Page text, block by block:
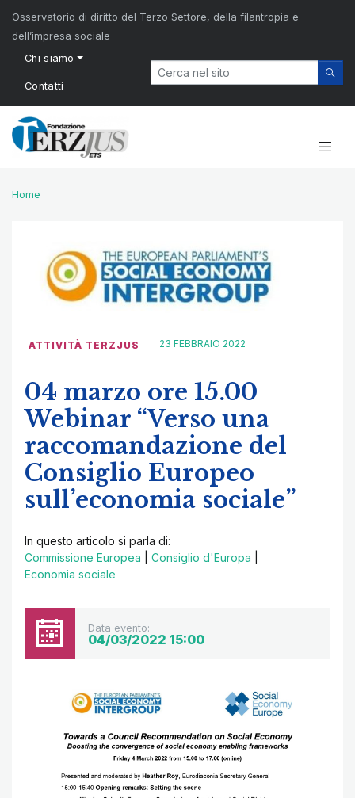
Osservatorio di diritto del Terzo Settore, della filantropia e
dell’impresa sociale
Chi siamo
Contatti
Home
ATTIVITÀ TERZJUS 23 FEBBRAIO 2022
04 marzo ore 15.00
Webinar “Verso una
raccomandazione del
Consiglio Europeo
sull’economia sociale”
In questo articolo si parla di:
Commissione Europea
Consiglio d'Europa
Economia sociale
Data evento:
04/03/2022 15:00